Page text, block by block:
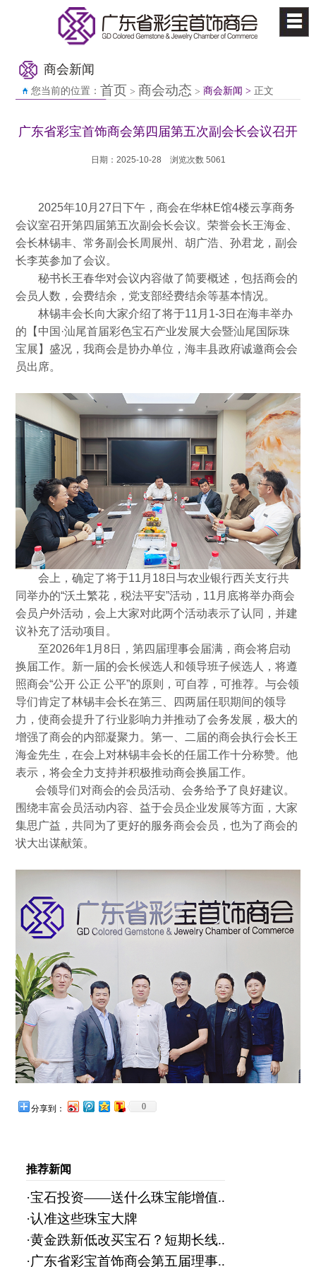
商会新闻
您当前的位置：首页 > 商会动态 > 商会新闻 > 正文
广东省彩宝首饰商会第四届第五次副会长会议召开
日期：2025-10-28 浏览次数 5061
2025年10月27日下午，商会在华林E馆4楼云享商务
会议室召开第四届第五次副会长会议。荣誉会长王海金、
会长林锡丰、常务副会长周展州、胡广浩、孙君龙，副会
长李英参加了会议。
秘书长王春华对会议内容做了简要概述，包括商会的
会员人数，会费结余，党支部经费结余等基本情况。
林锡丰会长向大家介绍了将于11月1-3日在海丰举办
的【中国·汕尾首届彩色宝石产业发展大会暨汕尾国际珠
宝展】盛况，我商会是协办单位，海丰县政府诚邀商会会
员出席。
会上，确定了将于11月18日与农业银行西关支行共
同举办的“沃土繁花，税法平安”活动，11月底将举办商会
会员户外活动，会上大家对此两个活动表示了认同，并建
议补充了活动项目。
至2026年1月8日，第四届理事会届满，商会将启动
换届工作。新一届的会长候选人和领导班子候选人，将遵
照商会“公开 公正 公平”的原则，可自荐，可推荐。与会领
导们肯定了林锡丰会长在第三、四两届任职期间的领导
力，使商会提升了行业影响力并推动了会务发展，极大的
增强了商会的内部凝聚力。第一、二届的商会执行会长王
海金先生，在会上对林锡丰会长的任届工作十分称赞。他
表示，将会全力支持并积极推动商会换届工作。
会领导们对商会的会员活动、会务给予了良好建议。
围绕丰富会员活动内容、益于会员企业发展等方面，大家
集思广益，共同为了更好的服务商会会员，也为了商会的
状大出谋献策。
分享到： 0
推荐新闻
·宝石投资——送什么珠宝能增值..
·认准这些珠宝大牌
·黄金跌新低改买宝石？短期长线..
·广东省彩宝首饰商会第五届理事..